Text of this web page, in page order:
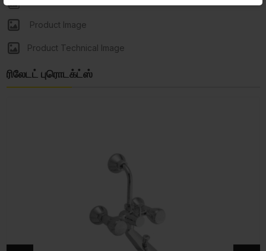
Product Image
Product Technical Image
ரிலேடட் புரொடக்ட்ஸ்